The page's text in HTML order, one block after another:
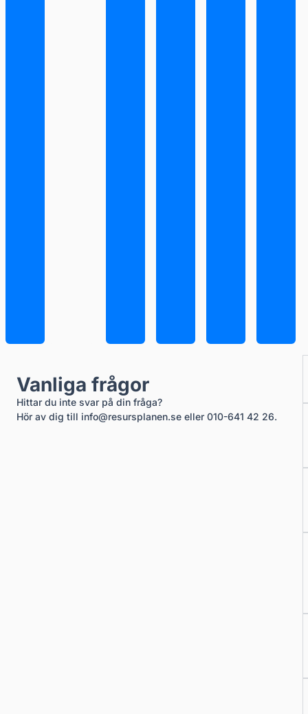
Vanliga frågor
Hittar du inte svar på din fråga?
Hör av dig till info@resursplanen.se eller 010-641 42 26.